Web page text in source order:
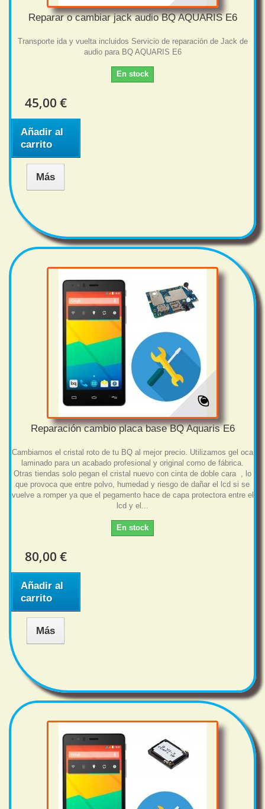
Reparar o cambiar jack audio BQ AQUARIS E6
Transporte ida y vuelta incluidos Servicio de reparación de Jack de
audio para BQ AQUARIS E6
En stock
45,00 €
Añadir al
carrito
Más
Reparación cambio placa base BQ Aquaris E6
Cambiamos el cristal roto de tu BQ al mejor precio. Utilizamos gel oca
laminado para un acabado profesional y original como de fábrica.
Otras tiendas solo pegan el cristal nuevo con cinta de doble cara , lo
que provoca que entre polvo, humedad y riesgo de dañar el lcd si se
vuelve a romper ya que el pegamento hace de capa protectora entre el
lcd y el...
En stock
80,00 €
Añadir al
carrito
Más